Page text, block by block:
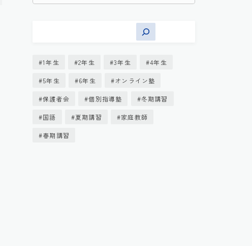
1年生 2年生 3年生 4年生
5年生 6年生 オンライン塾
保護者会 個別指導塾 冬期講習
国語 夏期講習 家庭教師
春期講習